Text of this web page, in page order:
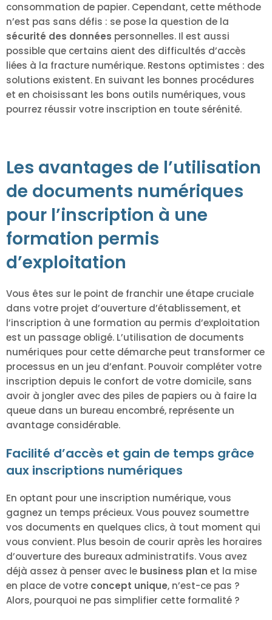
consommation de papier. Cependant, cette méthode
n’est pas sans défis : se pose la question de la
sécurité des données personnelles. Il est aussi
possible que certains aient des difficultés d’accès
liées à la fracture numérique. Restons optimistes : des
solutions existent. En suivant les bonnes procédures
et en choisissant les bons outils numériques, vous
pourrez réussir votre inscription en toute sérénité.
Les avantages de l’utilisation
de documents numériques
pour l’inscription à une
formation permis
d’exploitation
Vous êtes sur le point de franchir une étape cruciale
dans votre projet d’ouverture d’établissement, et
l’inscription à une formation au permis d’exploitation
est un passage obligé. L’utilisation de documents
numériques pour cette démarche peut transformer ce
processus en un jeu d’enfant. Pouvoir compléter votre
inscription depuis le confort de votre domicile, sans
avoir à jongler avec des piles de papiers ou à faire la
queue dans un bureau encombré, représente un
avantage considérable.
Facilité d’accès et gain de temps grâce
aux inscriptions numériques
En optant pour une inscription numérique, vous
gagnez un temps précieux. Vous pouvez soumettre
vos documents en quelques clics, à tout moment qui
vous convient. Plus besoin de courir après les horaires
d’ouverture des bureaux administratifs. Vous avez
déjà assez à penser avec le business plan et la mise
en place de votre concept unique, n’est-ce pas ?
Alors, pourquoi ne pas simplifier cette formalité ?